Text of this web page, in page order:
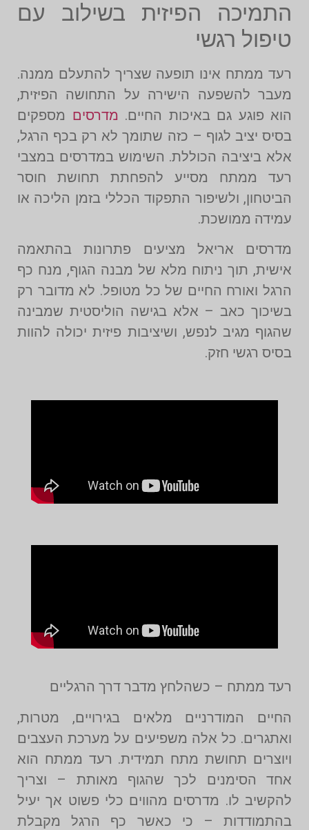
התמיכה הפיזית בשילוב עם
טיפול רגשי
רעד ממתח אינו תופעה שצריך להתעלם ממנה.
מעבר להשפעה הישירה על התחושה הפיזית,
הוא פוגע גם באיכות החיים. מדרסים מספקים
בסיס יציב לגוף – כזה שתומך לא רק בכף הרגל,
אלא ביציבה הכוללת. השימוש במדרסים במצבי
רעד ממתח מסייע להפחתת תחושת חוסר
הביטחון, ולשיפור התפקוד הכללי בזמן הליכה או
עמידה ממושכת.
מדרסים אריאל מציעים פתרונות בהתאמה
אישית, תוך ניתוח מלא של מבנה הגוף, מנח כף
הרגל ואורח החיים של כל מטופל. לא מדובר רק
בשיכוך כאב – אלא בגישה הוליסטית שמבינה
שהגוף מגיב לנפש, ושיציבות פיזית יכולה להוות
בסיס רגשי חזק.
רעד ממתח – כשהלחץ מדבר דרך הרגליים
החיים המודרניים מלאים בגירויים, מטרות,
ואתגרים. כל אלה משפיעים על מערכת העצבים
ויוצרים תחושת מתח תמידית. רעד ממתח הוא
אחד הסימנים לכך שהגוף מאותת – וצריך
להקשיב לו. מדרסים מהווים כלי פשוט אך יעיל
בהתמודדות – כי כאשר כף הרגל מקבלת